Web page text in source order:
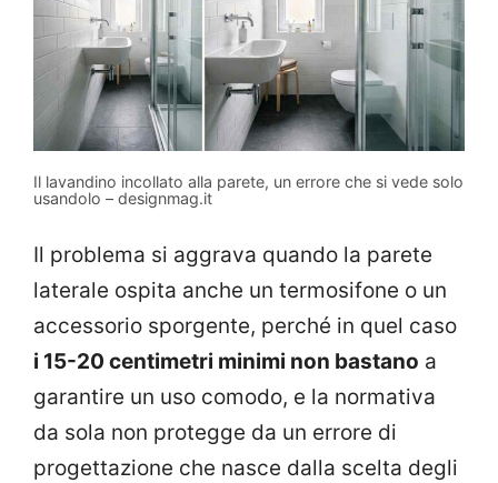
Il lavandino incollato alla parete, un errore che si vede solo
usandolo – designmag.it
Il problema si aggrava quando la parete
laterale ospita anche un termosifone o un
accessorio sporgente, perché in quel caso
i 15-20 centimetri minimi non bastano a
garantire un uso comodo, e la normativa
da sola non protegge da un errore di
progettazione che nasce dalla scelta degli